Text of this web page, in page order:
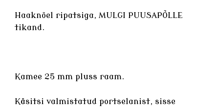
Haaknõel ripatsiga, MULGI PUUSAPÕLLE
tikand.
Kamee 25 mm pluss raam.
Käsitsi valmistatud portselanist, sisse